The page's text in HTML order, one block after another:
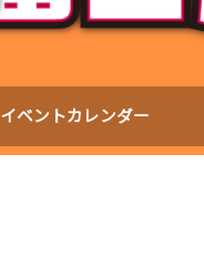
イベントカレンダー